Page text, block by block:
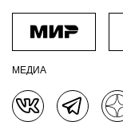
МЕДИА